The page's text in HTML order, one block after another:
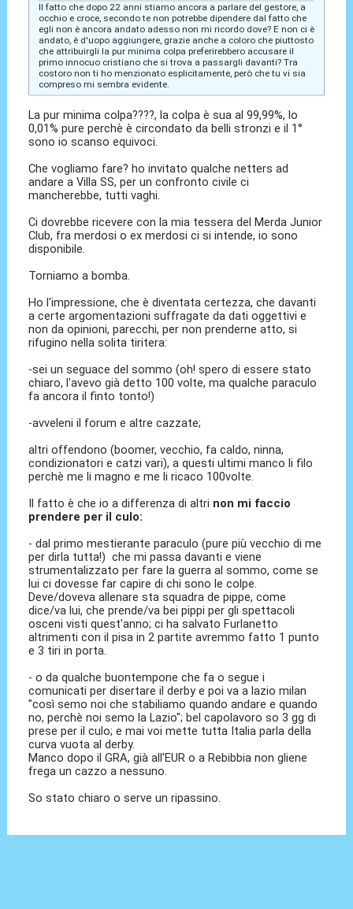
Il fatto che dopo 22 anni stiamo ancora a parlare del gestore, a
occhio e croce, secondo te non potrebbe dipendere dal fatto che
egli non è ancora andato adesso non mi ricordo dove? E non ci è
andato, è d'uopo aggiungere, grazie anche a coloro che piuttosto
che attribuirgli la pur minima colpa preferirebbero accusare il
primo innocuo cristiano che si trova a passargli davanti? Tra
costoro non ti ho menzionato esplicitamente, però che tu vi sia
compreso mi sembra evidente.
La pur minima colpa????, la colpa è sua al 99,99%, lo
0,01% pure perchè è circondato da belli stronzi e il 1°
sono io scanso equivoci.
Che vogliamo fare? ho invitato qualche netters ad
andare a Villa SS, per un confronto civile ci
mancherebbe, tutti vaghi.
Ci dovrebbe ricevere con la mia tessera del Merda Junior
Club, fra merdosi o ex merdosi ci si intende, io sono
disponibile.
Torniamo a bomba.
Ho l'impressione, che è diventata certezza, che davanti
a certe argomentazioni suffragate da dati oggettivi e
non da opinioni, parecchi, per non prenderne atto, si
rifugino nella solita tiritera:
-sei un seguace del sommo (oh! spero di essere stato
chiaro, l'avevo già detto 100 volte, ma qualche paraculo
fa ancora il finto tonto!)
-avveleni il forum e altre cazzate;
altri offendono (boomer, vecchio, fa caldo, ninna,
condizionatori e catzi vari), a questi ultimi manco li filo
perchè me li magno e me li ricaco 100volte.
Il fatto è che io a differenza di altri non mi faccio
prendere per il culo:
- dal primo mestierante paraculo (pure più vecchio di me
per dirla tutta!) che mi passa davanti e viene
strumentalizzato per fare la guerra al sommo, come se
lui ci dovesse far capire di chi sono le colpe.
Deve/doveva allenare sta squadra de pippe, come
dice/va lui, che prende/va bei pippi per gli spettacoli
osceni visti quest'anno; ci ha salvato Furlanetto
altrimenti con il pisa in 2 partite avremmo fatto 1 punto
e 3 tiri in porta.
- o da qualche buontempone che fa o segue i
comunicati per disertare il derby e poi va a lazio milan
"così semo noi che stabiliamo quando andare e quando
no, perchè noi semo la Lazio"; bel capolavoro so 3 gg di
prese per il culo; e mai voi mette tutta Italia parla della
curva vuota al derby.
Manco dopo il GRA, già all'EUR o a Rebibbia non gliene
frega un cazzo a nessuno.
So stato chiaro o serve un ripassino.